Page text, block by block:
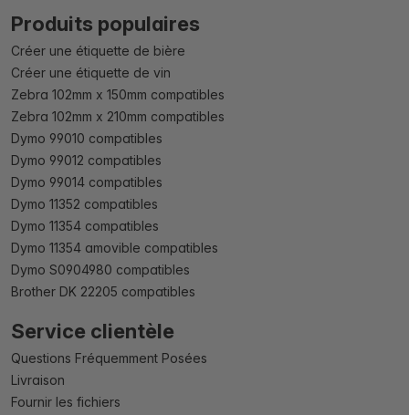
Produits populaires
Créer une étiquette de bière
Créer une étiquette de vin
Zebra 102mm x 150mm compatibles
Zebra 102mm x 210mm compatibles
Dymo 99010 compatibles
Dymo 99012 compatibles
Dymo 99014 compatibles
Dymo 11352 compatibles
Dymo 11354 compatibles
Dymo 11354 amovible compatibles
Dymo S0904980 compatibles
Brother DK 22205 compatibles
Service clientèle
Questions Fréquemment Posées
Livraison
Fournir les fichiers